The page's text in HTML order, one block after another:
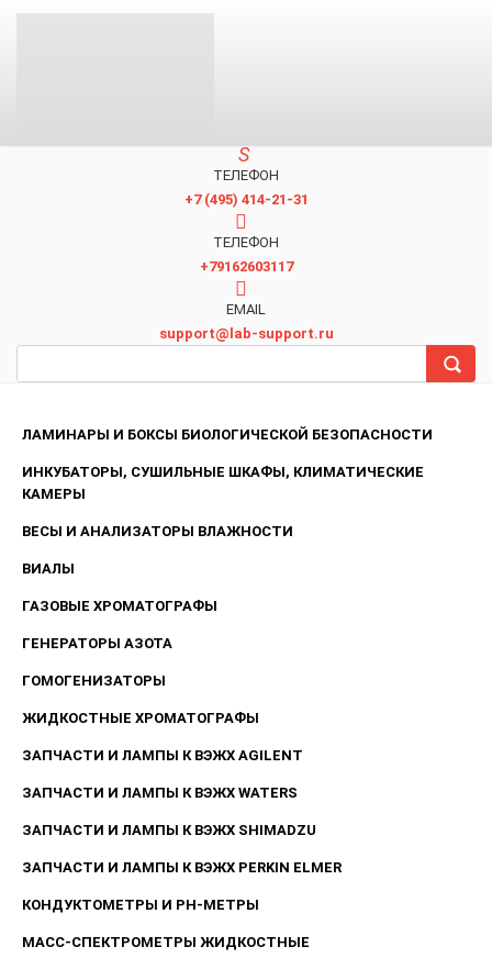
ТЕЛЕФОН
+7 (495) 414-21-31
TЕЛЕФОН
+79162603117
EMAIL
support@lab-support.ru
ЛАМИНАРЫ И БОКСЫ БИОЛОГИЧЕСКОЙ БЕЗОПАСНОСТИ
ИНКУБАТОРЫ, СУШИЛЬНЫЕ ШКАФЫ, КЛИМАТИЧЕСКИЕ
КАМЕРЫ
ВЕСЫ И АНАЛИЗАТОРЫ ВЛАЖНОСТИ
ВИАЛЫ
ГАЗОВЫЕ ХРОМАТОГРАФЫ
ГЕНЕРАТОРЫ АЗОТА
ГОМОГЕНИЗАТОРЫ
ЖИДКОСТНЫЕ ХРОМАТОГРАФЫ
ЗАПЧАСТИ И ЛАМПЫ К ВЭЖХ AGILENT
ЗАПЧАСТИ И ЛАМПЫ К ВЭЖХ WATERS
ЗАПЧАСТИ И ЛАМПЫ К ВЭЖХ SHIMADZU
ЗАПЧАСТИ И ЛАМПЫ К ВЭЖХ PERKIN ELMER
КОНДУКТОМЕТРЫ И PH-МЕТРЫ
МАСС-СПЕКТРОМЕТРЫ ЖИДКОСТНЫЕ